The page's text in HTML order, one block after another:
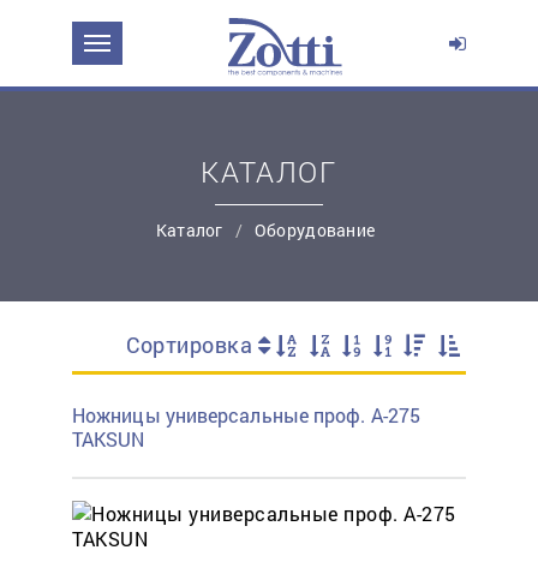
простую регистрацию
КАТАЛОГ
Каталог Оборудование
Сортировка
Ножницы универсальные проф. A-275
TAKSUN